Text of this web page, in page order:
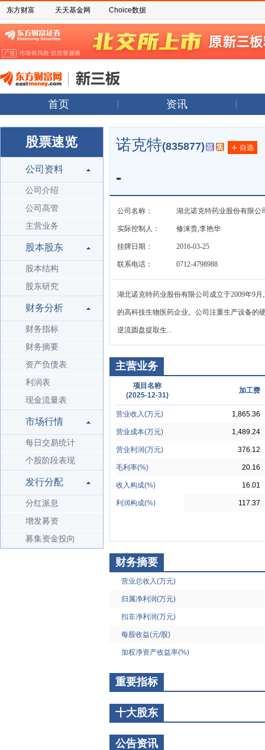
东方财富 天天基金网 Choice数据
首页 资讯
股票速览
公司资料
公司介绍
公司高管
主营业务
股本股东
股本结构
股东研究
财务分析
财务指标
财务摘要
资产负债表
利润表
现金流量表
市场行情
每日交易统计
个股阶段表现
发行分配
分红派息
增发募资
募集资金投向
诺克特(835877) + 自选
-
公司名称： 湖北诺克特药业股份有限公
实际控制人： 修涞贵,李艳华
挂牌日期： 2016-03-25
联系电话： 0712-4798988
湖北诺克特药业股份有限公司成立于2009年9
的高科技生物医药企业。公司注重生产设备的
逆流圆盘提取生...
主营业务
项目名称
(2025-12-31)
营业收入(万元)
营业成本(万元)
营业利润(万元)
毛利率(%)
收入构成(%)
利润构成(%)
加工费
1,865.36
1,489.24
376.12
20.16
16.01
117.37
财务摘要
营业总收入(万元)
归属净利润(万元)
扣非净利润(万元)
每股收益(元/股)
加权净资产收益率(%)
重要指标
十大股东
公告资讯